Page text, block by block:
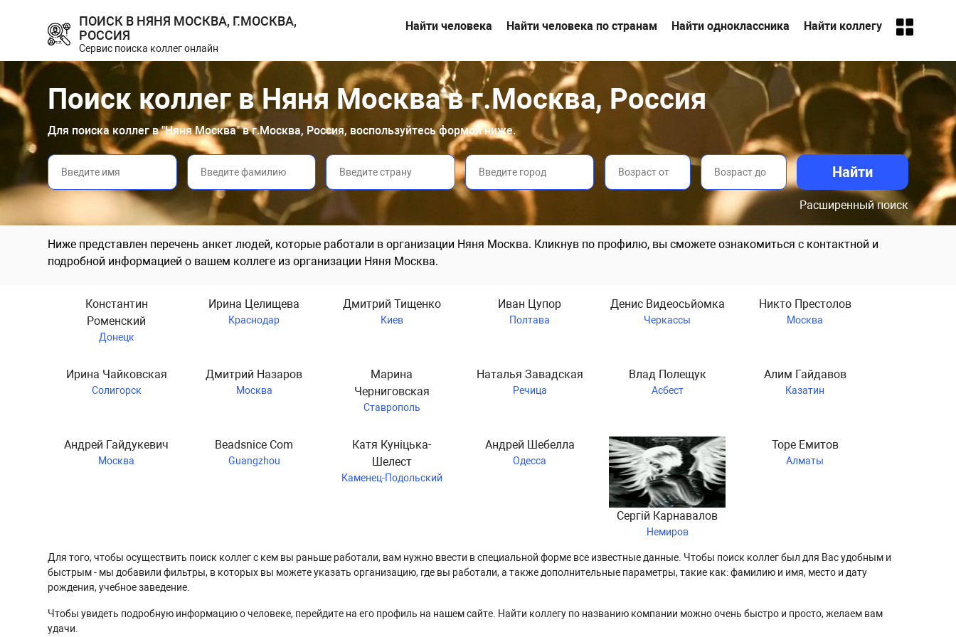
ПОИСК В НЯНЯ МОСКВА, Г.МОСКВА,
РОССИЯ
Сервис поиска коллег онлайн
Найти человека Найти человека по странам Найти одноклассника Найти коллегу
Поиск коллег в Няня Москва в г.Москва, Россия
Для поиска коллег в "Няня Москва" в г.Москва, Россия, воспользуйтесь формой ниже.
Расширенный поиск
Ниже представлен перечень анкет людей, которые работали в организации Няня Москва. Кликнув по профилю, вы сможете ознакомиться с контактной и
подробной информацией о вашем коллеге из организации Няня Москва.
Константин
Роменский
Донецк
Ирина Целищева
Краснодар
Дмитрий Тищенко
Киев
Иван Цупор
Полтава
Денис Видеосьйомка
Черкассы
Никто Престолов
Москва
Ирина Чайковская
Солигорск
Дмитрий Назаров
Москва
Марина
Черниговская
Ставрополь
Наталья Завадская
Речица
Влад Полещук
Асбест
Алим Гайдавов
Казатин
Андрей Гайдукевич
Москва
Beadsnice Com
Guangzhou
Катя Куніцька-
Шелест
Каменец-Подольский
Андрей Шебелла
Одесса
Сергій Карнавалов
Немиров
Торе Емитов
Алматы
Для того, чтобы осуществить поиск коллег с кем вы раньше работали, вам нужно ввести в специальной форме все известные данные. Чтобы поиск коллег был для Вас удобным и
быстрым - мы добавили фильтры, в которых вы можете указать организацию, где вы работали, а также дополнительные параметры, такие как: фамилию и имя, место и дату
рождения, учебное заведение.
Чтобы увидеть подробную информацию о человеке, перейдите на его профиль на нашем сайте. Найти коллегу по названию компании можно очень быстро и просто, желаем вам
удачи.